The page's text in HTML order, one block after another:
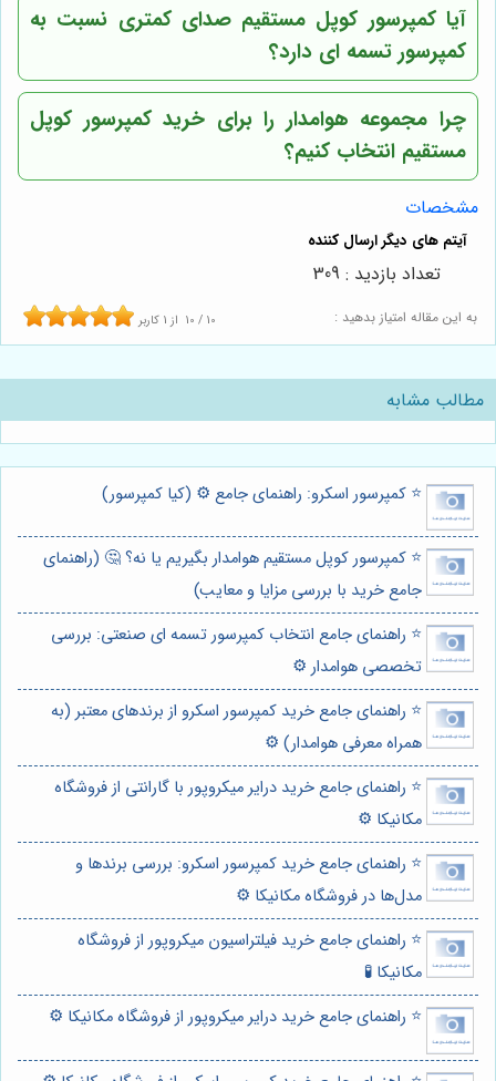
آیا کمپرسور کوپل مستقیم صدای کمتری نسبت به
کمپرسور تسمه ای دارد؟
چرا مجموعه هوامدار را برای خرید کمپرسور کوپل
مستقیم انتخاب کنیم؟
مشخصات
به این مقاله امتیاز بدهید : 10 / 10 از 1 کاربر
تعداد بازدید : 309
مطالب مشابه
⭐️ کمپرسور اسکرو: راهنمای جامع ⚙️ (کیا کمپرسور)
⭐️ کمپرسور کوپل مستقیم هوامدار بگیریم یا نه؟ 🤔 (راهنمای
جامع خرید با بررسی مزایا و معایب)
⭐️ راهنمای جامع انتخاب کمپرسور تسمه ای صنعتی: بررسی
تخصصی هوامدار ⚙️
⭐️ راهنمای جامع خرید کمپرسور اسکرو از برندهای معتبر (به
همراه معرفی هوامدار) ⚙️
⭐️ راهنمای جامع خرید درایر میکروپور با گارانتی از فروشگاه
مکانیکا ⚙️
⭐️ راهنمای جامع خرید کمپرسور اسکرو: بررسی برندها و
مدل‌ها در فروشگاه مکانیکا ⚙️
⭐️ راهنمای جامع خرید فیلتراسیون میکروپور از فروشگاه
مکانیکا 🧪
⭐️ راهنمای جامع خرید درایر میکروپور از فروشگاه مکانیکا ⚙️